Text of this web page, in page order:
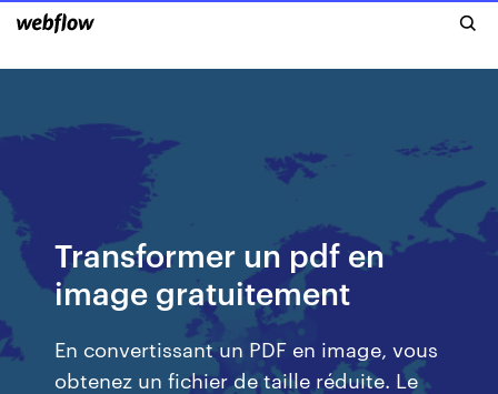
Transformer un pdf en
image gratuitement
En convertissant un PDF en image, vous
obtenez un fichier de taille réduite. Le